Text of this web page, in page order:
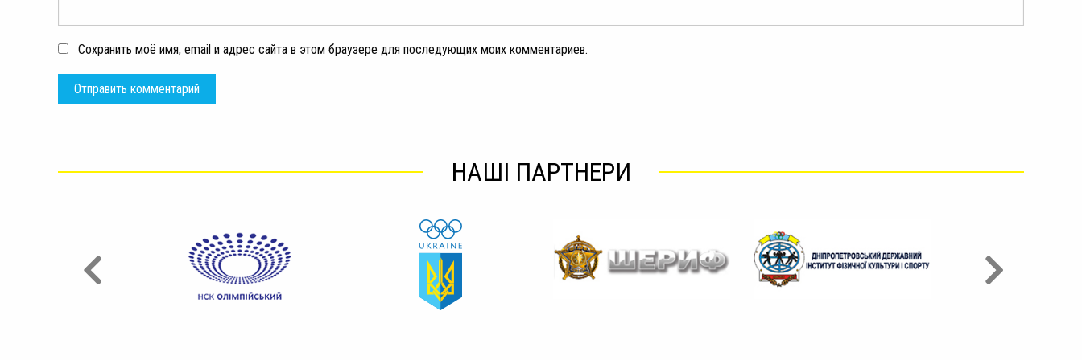
Сохранить моё имя, email и адрес сайта в этом браузере для последующих моих комментариев.
НАШІ ПАРТНЕРИ